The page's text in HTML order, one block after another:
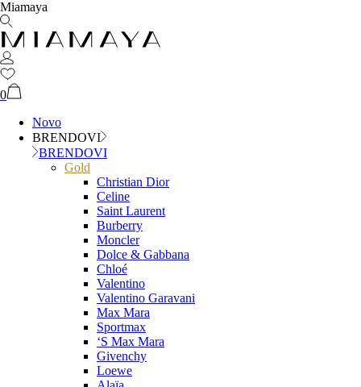
Miamaya
0
Novo
BRENDOVI
BRENDOVI
Gold
Christian Dior
Celine
Saint Laurent
Burberry
Moncler
Dolce & Gabbana
Chloé
Valentino
Valentino Garavani
Max Mara
Sportmax
‘S Max Mara
Givenchy
Loewe